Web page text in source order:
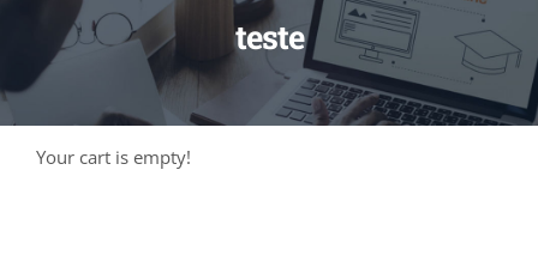
teste
Your cart is empty!